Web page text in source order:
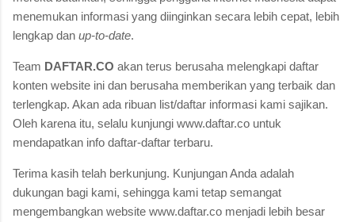
menemukan informasi yang diinginkan secara lebih cepat, lebih
lengkap dan up-to-date.
Team DAFTAR.CO akan terus berusaha melengkapi daftar
konten website ini dan berusaha memberikan yang terbaik dan
terlengkap. Akan ada ribuan list/daftar informasi kami sajikan.
Oleh karena itu, selalu kunjungi www.daftar.co untuk
mendapatkan info daftar-daftar terbaru.
Terima kasih telah berkunjung. Kunjungan Anda adalah
dukungan bagi kami, sehingga kami tetap semangat
mengembangkan website www.daftar.co menjadi lebih besar